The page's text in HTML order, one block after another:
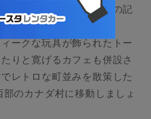
ユニオン・ジャックでの記
。
ークな玩具が飾られたトー
りと寛げるカフェも併設さ
レトロな町並みを散策した
のカナダ村に移動しましょ